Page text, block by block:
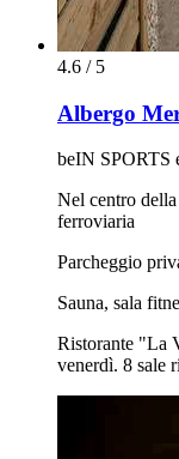
4.6 / 5
Albergo
beIN SPORTS
Nel centro
ferroviaria
Parcheggio
Sauna, sala
Ristorante "La
venerdì. 8 sale